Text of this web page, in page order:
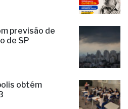
previsão de
de SP
obtém